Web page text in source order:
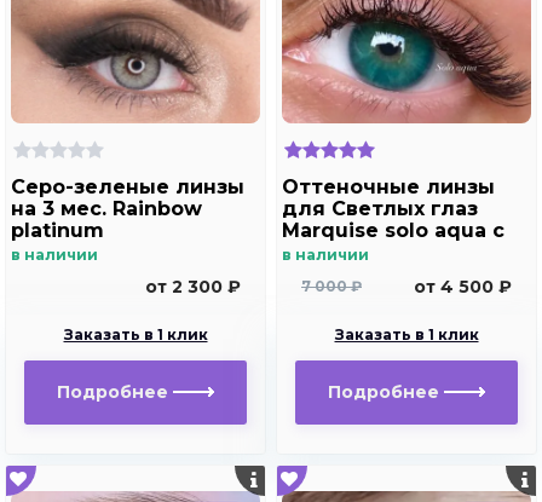
Серо-зеленые линзы
на 3 мес. Rainbow
platinum
в наличии
от 2 300 ₽
Заказать в 1 клик
Подробнее
Оттеночные линзы
для Светлых глаз
Marquise solo aqua с
отверстием под
дальнозоркости и
в наличии
7 000 ₽
от 4 500 ₽
Заказать в 1 клик
Подробнее